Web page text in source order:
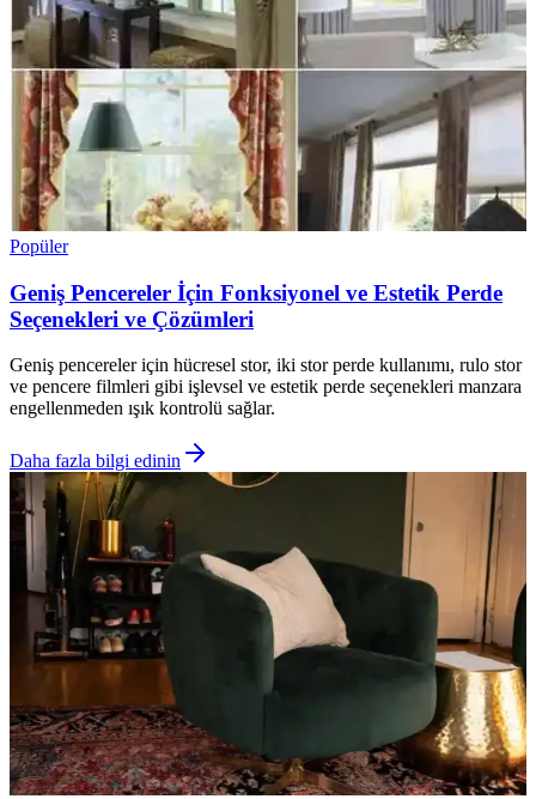
Popüler
Geniş Pencereler İçin Fonksiyonel ve Estetik Perde
Seçenekleri ve Çözümleri
Geniş pencereler için hücresel stor, iki stor perde kullanımı, rulo stor
ve pencere filmleri gibi işlevsel ve estetik perde seçenekleri manzara
engellenmeden ışık kontrolü sağlar.
Daha fazla bilgi edinin